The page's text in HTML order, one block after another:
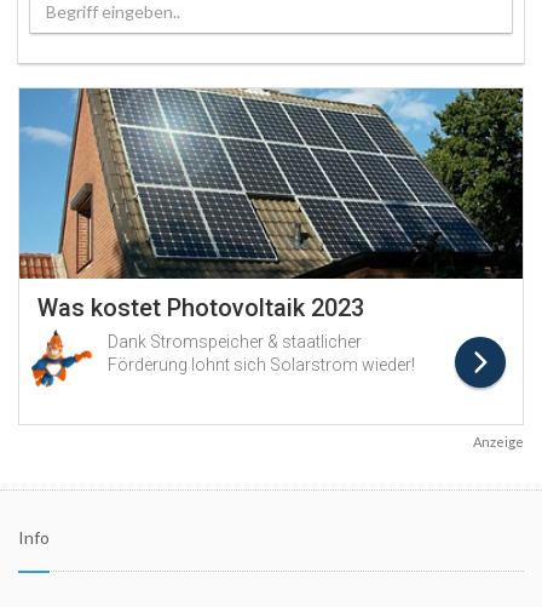
Begriff eingeben..
Anzeige
Info